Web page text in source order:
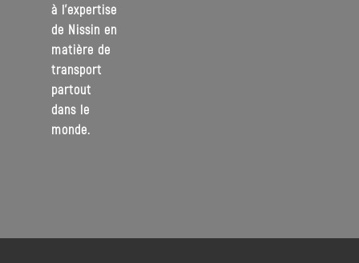
à l’expertise
de Nissin en
matière de
transport
partout
dans le
monde.